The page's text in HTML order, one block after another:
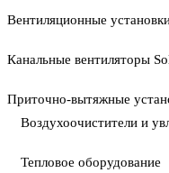
Вентиляционные
Канальные вентиляторы
Приточно-вытяжные
Воздухоочистители и
Тепловое оборудование